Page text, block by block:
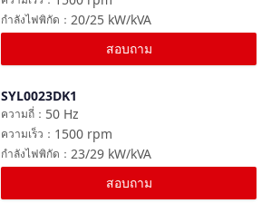
20/25 kW/kVA
กำลังไฟพิกัด ：
สอบถาม
SYL0023DK1
50 Hz
ความถี่ ：
1500 rpm
ความเร็ว ：
23/29 kW/kVA
กำลังไฟพิกัด ：
สอบถาม